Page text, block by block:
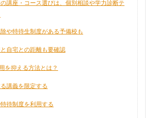
講座・コース選びは、個別相談や学力診断テ
や特待生制度がある予備校も
自宅との距離も要確認
を抑える方法とは？
講義を限定する
待制度を利用する